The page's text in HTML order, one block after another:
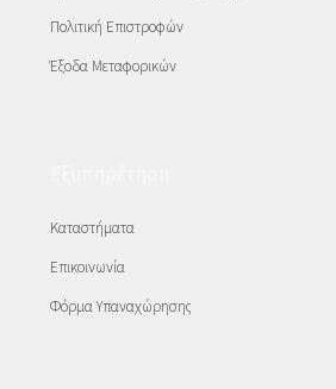
Πολιτική Επιστροφών
Έξοδα Μεταφορικών
Καταστήματα
Επικοινωνία
Φόρμα Υπαναχώρησης